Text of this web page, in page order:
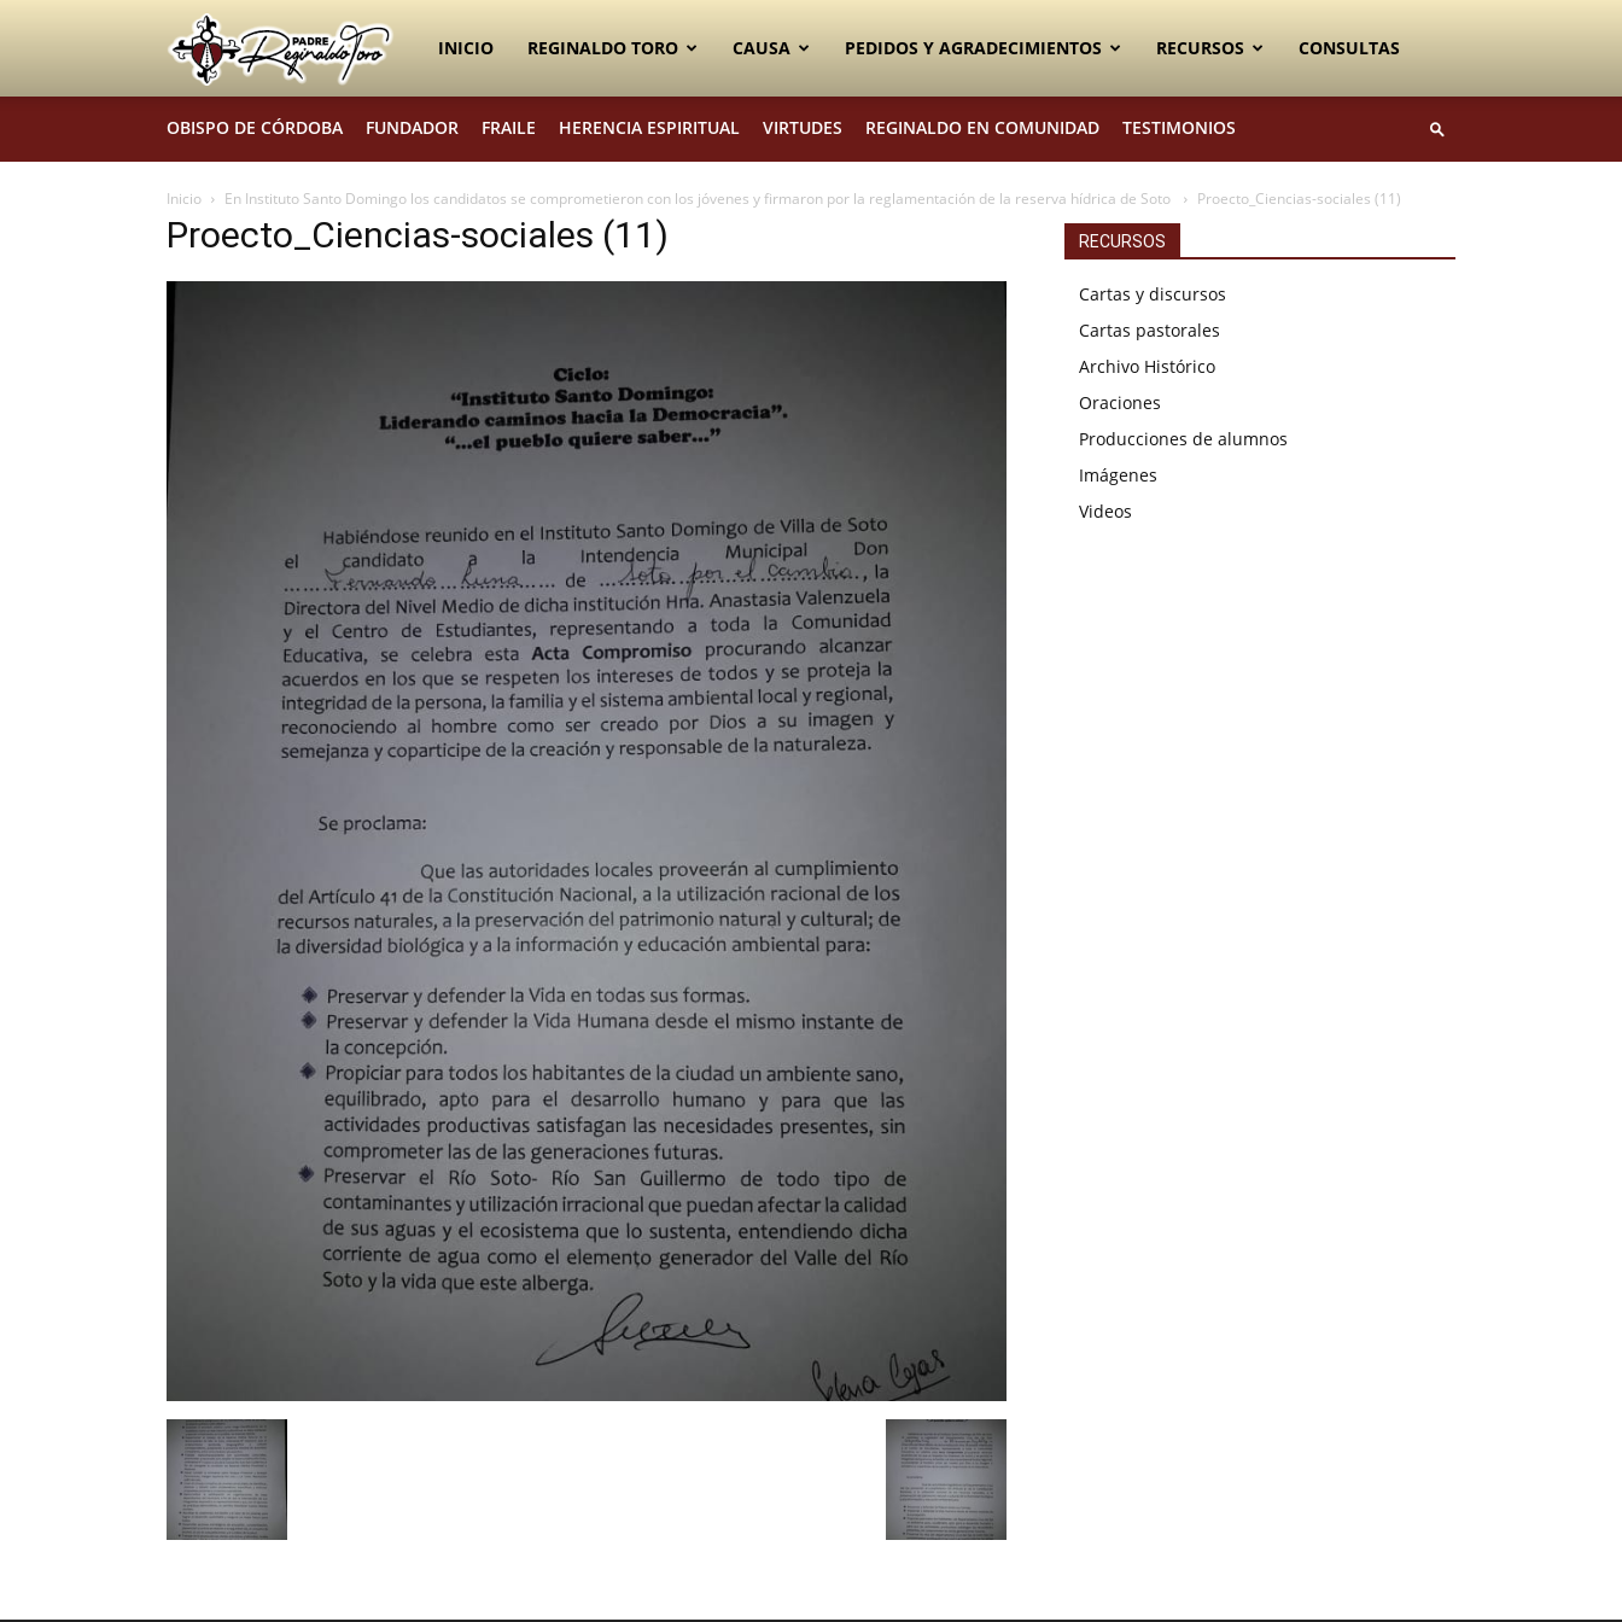
Padre
Toro
INICIO REGINALDO TORO CAUSA PEDIDOS Y AGRADECIMIENTOS RECURSOS CONSULTAS
OBISPO DE CÓRDOBA FUNDADOR FRAILE HERENCIA ESPIRITUAL VIRTUDES REGINALDO EN COMUNIDAD TESTIMONIOS
Inicio En Instituto Santo Domingo los candidatos se comprometieron con los jóvenes y firmaron por la reglamentación de la reserva hídrica de Soto Proecto_Ciencias-sociales (11)
Proecto_Ciencias-sociales (11) RECURSOS
Cartas y discursos
Cartas pastorales
Archivo Histórico
Oraciones
Producciones de alumnos
Imágenes
Videos